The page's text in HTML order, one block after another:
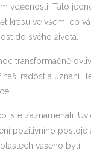
vděčnosti. Tato
krásu ve všem, co
do svého života.
transformačně
radost a uznání.
jste zaznamenali.
pozitivního
vašeho bytí.